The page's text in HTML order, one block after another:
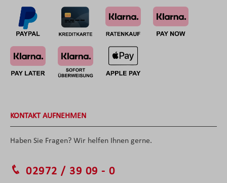
KONTAKT AUFNEHMEN
Haben Sie Fragen? Wir helfen Ihnen gerne.
02972 / 39 09 - 0